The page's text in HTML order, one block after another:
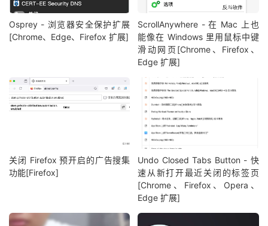
Osprey - 浏览器安全保护扩展
[Chrome、Edge、Firefox 扩展]
ScrollAnywhere - 在 Mac 上也
能像在 Windows 里用鼠标中键
滑动网页[Chrome、Firefox、
Edge 扩展]
关闭 Firefox 预开启的广告搜集
功能[Firefox]
Undo Closed Tabs Button - 快
速从新打开最近关闭的标签页
[Chrome、Firefox、Opera、
Edge 扩展]